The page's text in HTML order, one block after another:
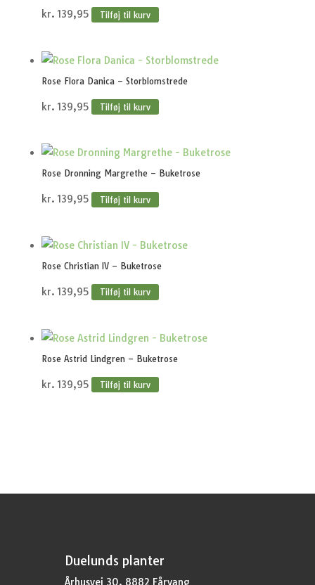
kr. 139,95 Tilføj til kurv
Rose Flora Danica – Storblomstrede
kr. 139,95 Tilføj til kurv
Rose Dronning Margrethe – Buketrose
kr. 139,95 Tilføj til kurv
Rose Christian IV – Buketrose
kr. 139,95 Tilføj til kurv
Rose Astrid Lindgren – Buketrose
kr. 139,95 Tilføj til kurv
Duelunds planter
Århusvej 30, 8882 Fårvang